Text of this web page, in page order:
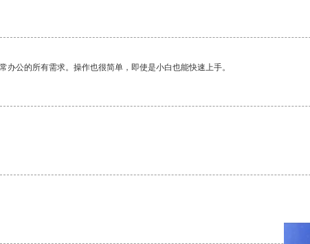
公的所有需求。操作也很简单，即使是小白也能快速上手。